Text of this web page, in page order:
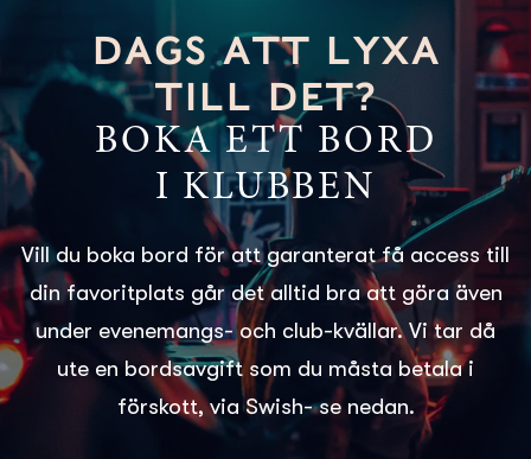
DAGS ATT LYXA
TILL DET?
BOKA ETT BORD
I KLUBBEN
Vill du boka bord för att garanterat få access till
din favoritplats går det alltid bra att göra även
under evenemangs- och club-kvällar. Vi tar då
ute en bordsavgift som du måsta betala i
förskott, via Swish- se nedan.